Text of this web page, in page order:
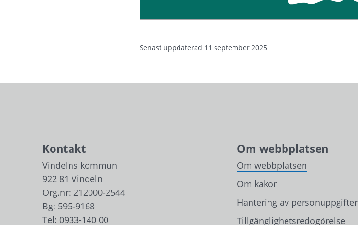
Senast uppdaterad 11 september 2025
Kontakt
Vindelns kommun
922 81 Vindeln
Org.nr: 212000-2544
Bg: 595-9168
Tel: 0933-140 00
Om webbplatsen
Om webbplatsen
Om kakor
Hantering av personuppgifter
Tillgänglighetsredogörelse